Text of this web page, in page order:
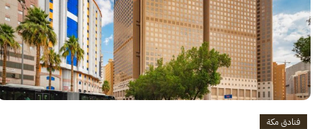
فنادق مكة